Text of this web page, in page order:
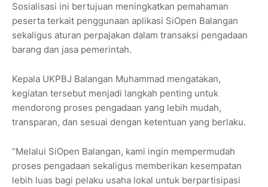
Sosialisasi ini bertujuan meningkatkan pemahaman
peserta terkait penggunaan aplikasi SiOpen Balangan
sekaligus aturan perpajakan dalam transaksi pengadaan
barang dan jasa pemerintah.
Kepala UKPBJ Balangan Muhammad mengatakan,
kegiatan tersebut menjadi langkah penting untuk
mendorong proses pengadaan yang lebih mudah,
transparan, dan sesuai dengan ketentuan yang berlaku.
“Melalui SiOpen Balangan, kami ingin mempermudah
proses pengadaan sekaligus memberikan kesempatan
lebih luas bagi pelaku usaha lokal untuk berpartisipasi